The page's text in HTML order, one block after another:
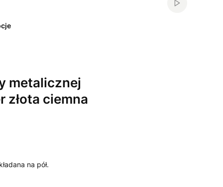
Włącz
metalicznej
złota ciemna
na pół.